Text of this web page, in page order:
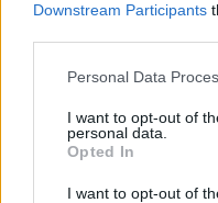
Downstream Participants
Please note that this
not limited to your visit or
grant or deny consent to
use your data for below
consent section.
Personal Data
I want to opt-out of
personal data.
Opted In
I want to opt-out of
Σε ερώτηση σχετικά
Εμανουέλ Μακρόν
το 36% εκφράζει
Η δημοσκόπηση
στάθμευσης στην
να δηλώνει ότι